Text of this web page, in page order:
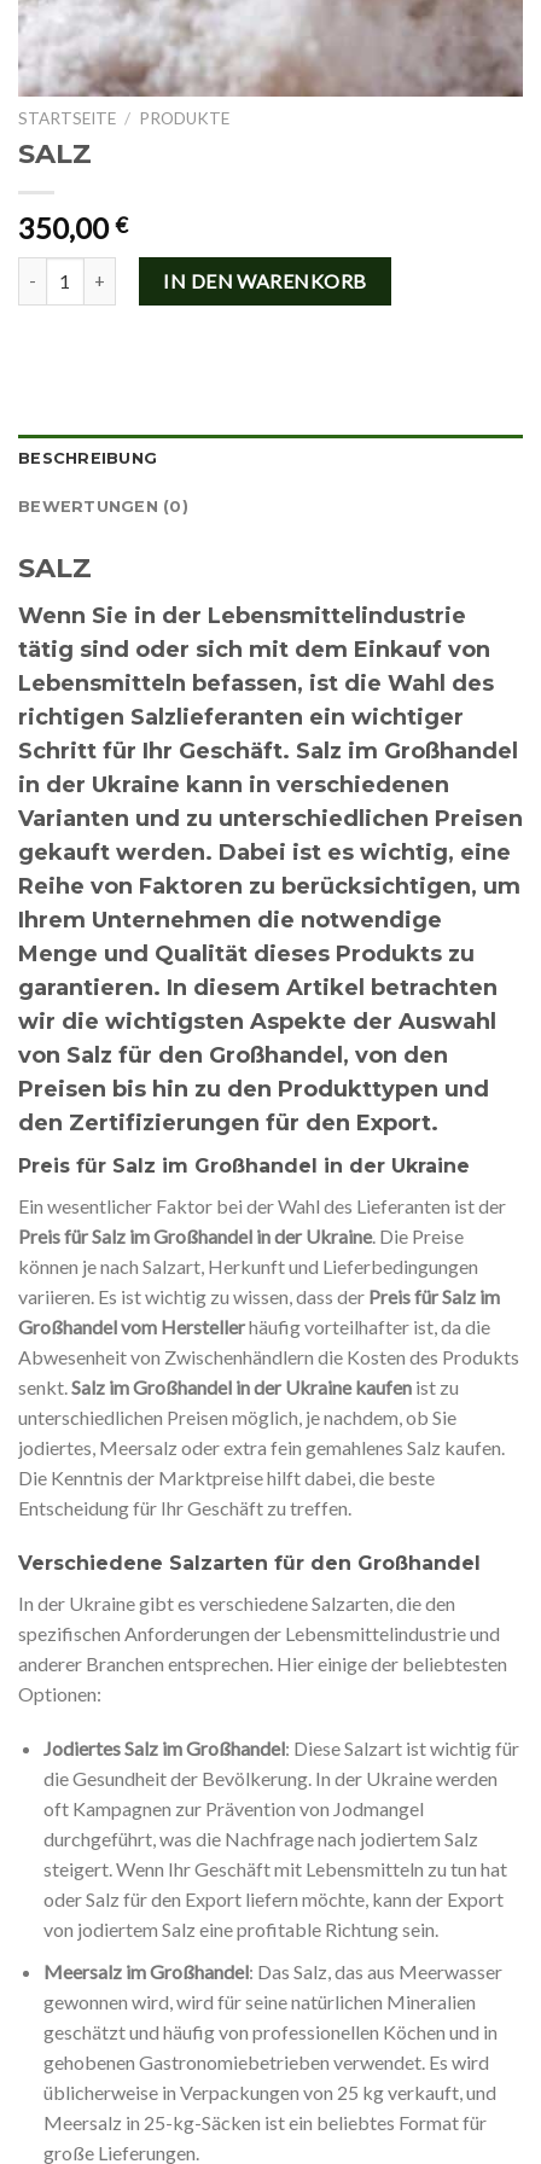
STARTSEITE / PRODUKTE
SALZ
350,00€
IN DEN WARENKORB
BESCHREIBUNG
BEWERTUNGEN (0)
SALZ
Wenn Sie in der Lebensmittelindustrie
tätig sind oder sich mit dem Einkauf von
Lebensmitteln befassen, ist die Wahl des
richtigen Salzlieferanten ein wichtiger
Schritt für Ihr Geschäft. Salz im Großhandel
in der Ukraine kann in verschiedenen
Varianten und zu unterschiedlichen Preisen
gekauft werden. Dabei ist es wichtig, eine
Reihe von Faktoren zu berücksichtigen, um
Ihrem Unternehmen die notwendige
Menge und Qualität dieses Produkts zu
garantieren. In diesem Artikel betrachten
wir die wichtigsten Aspekte der Auswahl
von Salz für den Großhandel, von den
Preisen bis hin zu den Produkttypen und
den Zertifizierungen für den Export.
Preis für Salz im Großhandel in der Ukraine
Ein wesentlicher Faktor bei der Wahl des Lieferanten ist der
Preis für Salz im Großhandel in der Ukraine. Die Preise
können je nach Salzart, Herkunft und Lieferbedingungen
variieren. Es ist wichtig zu wissen, dass der Preis für Salz im
Großhandel vom Herstellerhäufig vorteilhafter ist, da die
Abwesenheit von Zwischenhändlern die Kosten des Produkts
senkt.Salz im Großhandel in der Ukraine kaufen ist zu
unterschiedlichen Preisen möglich, je nachdem, ob Sie
jodiertes, Meersalz oder extra fein gemahlenes Salz kaufen.
Die Kenntnis der Marktpreise hilft dabei, die beste
Entscheidung für Ihr Geschäft zu treffen.
Verschiedene Salzarten für den Großhandel
In der Ukraine gibt es verschiedene Salzarten, die den
spezifischen Anforderungen der Lebensmittelindustrie und
anderer Branchen entsprechen. Hier einige der beliebtesten
Optionen:
Jodiertes Salz im Großhandel: Diese Salzart ist wichtig für
die Gesundheit der Bevölkerung. In der Ukraine werden
oft Kampagnen zur Prävention von Jodmangel
durchgeführt, was die Nachfrage nach jodiertem Salz
steigert. Wenn Ihr Geschäft mit Lebensmitteln zu tun hat
oder Salz für den Export liefern möchte, kann der Export
von jodiertem Salz eine profitable Richtung sein.
Meersalz im Großhandel: Das Salz, das aus Meerwasser
gewonnen wird, wird für seine natürlichen Mineralien
geschätzt und häufig von professionellen Köchen und in
gehobenen Gastronomiebetrieben verwendet. Es wird
üblicherweise in Verpackungen von 25 kg verkauft, und
Meersalz in 25-kg-Säcken ist ein beliebtes Format für
große Lieferungen.